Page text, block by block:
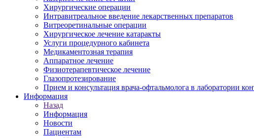
Хирургические операции
Интравитреальное введение лекарственных препаратов
Витреоретинальные операции
Хирургическое лечение катаракты
Услуги процедурного кабинета
Медикаментозная терапия
Аппаратное лечение
Физиотерапевтическое лечение
Глазопротезирование
Прием и консультация врача-офтальмолога в лаборатории
Информация
Назад
Информация
Новости
Пациентам